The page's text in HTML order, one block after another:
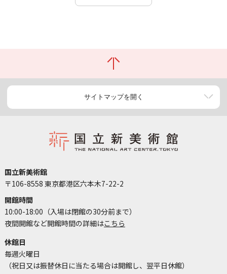
サイトマップを開く
国立新美術館
〒106-8558 東京都港区六本木7-22-2
開館時間
10:00-18:00（入場は閉館の30分前まで）
夜間開館など開館時間の詳細はこちら
休館日
毎週火曜日
（祝日又は振替休日に当たる場合は開館し、翌平日休館）